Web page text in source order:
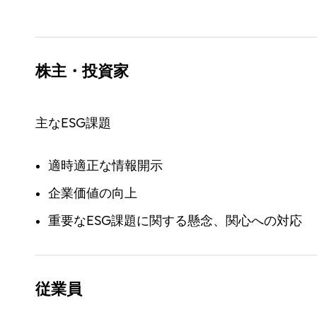
株主・投資家
主なESG課題
適時適正な情報開示
企業価値の向上
重要なESG課題に関する懸念、関心への対応
従業員